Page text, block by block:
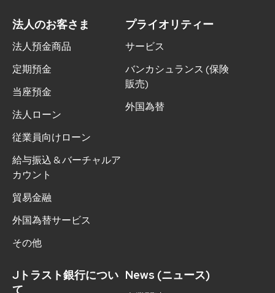
法人のお客さま
法人預金商品
定期預金
当座預金
法人ローン
従業員向けローン
給与振込 & バーチャルア
カウント
貿易金融
外国為替サービス
その他
プライオリティー
サービス
バンカシュランス (保険
販売)
外国為替
Jトラスト銀行につい
て
News (ニュース)